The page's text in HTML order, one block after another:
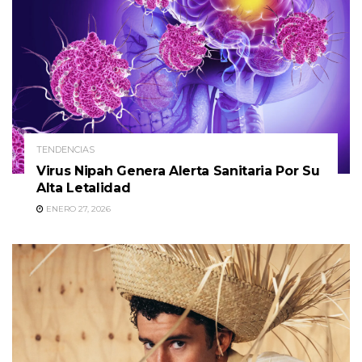
TENDENCIAS
Virus Nipah Genera Alerta Sanitaria Por Su
Alta Letalidad
ENERO 27, 2026